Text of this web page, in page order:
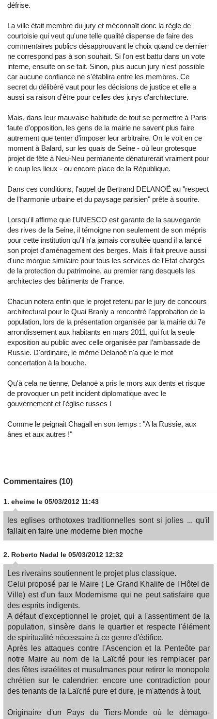
défrise.
La ville était membre du jury et méconnaît donc la règle de
courtoisie qui veut qu'une telle qualité dispense de faire des
commentaires publics désapprouvant le choix quand ce dernier
ne correspond pas à son souhait. Si l'on est battu dans un vote
interne, ensuite on se tait. Sinon, plus aucun jury n'est possible
car aucune confiance ne s'établira entre les membres. Ce
secret du délibéré vaut pour les décisions de justice et elle a
aussi sa raison d'être pour celles des jurys d'architecture.
Mais, dans leur mauvaise habitude de tout se permettre à Paris
faute d'opposition, les gens de la mairie ne savent plus faire
autrement que tenter d'imposer leur arbitraire. On le voit en ce
moment à Balard, sur les quais de Seine - où leur grotesque
projet de fête à Neu-Neu permanente dénaturerait vraiment pour
le coup les lieux - ou encore place de la République.
Dans ces conditions, l'appel de Bertrand DELANOË au "respect
de l'harmonie urbaine et du paysage parisien" prête à sourire.
Lorsqu'il affirme que l'UNESCO est garante de la sauvegarde
des rives de la Seine, il témoigne non seulement de son mépris
pour cette institution qu'il n'a jamais consultée quand il a lancé
son projet d'aménagement des berges. Mais il fait preuve aussi
d'une morgue similaire pour tous les services de l'Etat chargés
de la protection du patrimoine, au premier rang desquels les
architectes des bâtiments de France.
Chacun notera enfin que le projet retenu par le jury de concours
architectural pour le Quai Branly a rencontré l'approbation de la
population, lors de la présentation organisée par la mairie du 7e
arrondissement aux habitants en mars 2011, qui fut la seule
exposition au public avec celle organisée par l’ambassade de
Russie. D'ordinaire, le même Delanoë n'a que le mot
concertation à la bouche.
Qu'à cela ne tienne, Delanoë a pris le mors aux dents et risque
de provoquer un petit incident diplomatique avec le
gouvernement et l'église russes !
Comme le peignait Chagall en son temps : "A la Russie, aux
ânes et aux autres !"
Commentaires (10)
1. eheime le 05/03/2012 11:43
les eglises orthotoxes traditionnelles sont si jolies ... qu'il
fallait en faire une moderne bien moche
2. Roberto Nadal le 05/03/2012 12:32
Les riverains soutiennent le projet plus classique.
Celui proposé par le Maire ( Le Grand Khalife de l'Hôtel de
Ville) est d'un faux Modernisme qui ne peut satisfaire que
des esprits indigents.
A défaut d'exceptionnel le projet, qui a l'assentiment de la
population, s'insère dans le quartier et respecte l'élément
de spiritualité nécessaire à ce genre d'édifice.
Après les attaques contre l'Ascencion et la Penteôte par
notre Maire au nom de la Laïcité pour les remplacer par
des fêtes israélites et musulmanes pour retirer le monopole
chrétien sur le calendrier: encore une contradiction pour
des tenants de la Laïcité pure et dure, je m'attends à tout.
Originaire d'un Pays du Tiers-Monde où le démago-